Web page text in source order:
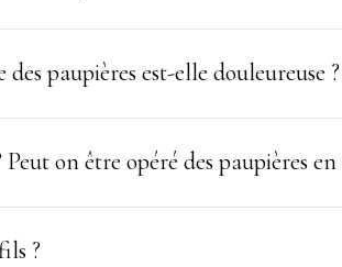
paupières est-elle douleureuse ?
Peut on être opéré des paupières en
?